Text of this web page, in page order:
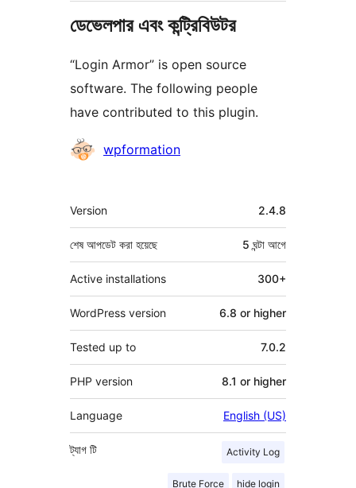
ডেভেলপার এবং কন্ট্রিবিউটর
“Login Armor” is open source
software. The following people
have contributed to this plugin.
কন্ট্রিবিউটরwpformation
মেটা
Version 2.4.8
শেষ আপডেট করা হয়েছে 5 ঘন্টা আগে
Active installations 300+
WordPress version 6.8 or higher
Tested up to 7.0.2
PHP version 8.1 or higher
Language English (US)
ট্যাগ Activity Log
Brute Force hide login
টি